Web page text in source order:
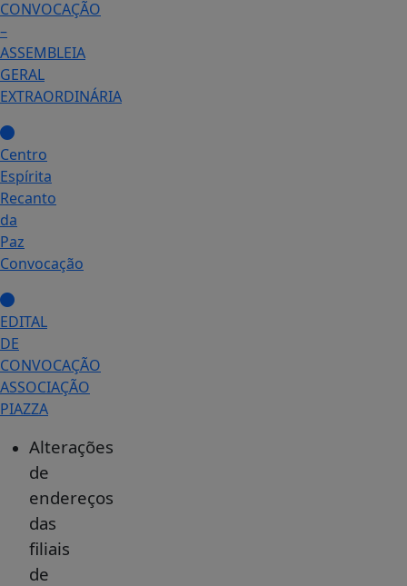
CONVOCAÇÃO
–
ASSEMBLEIA
GERAL
EXTRAORDINÁRIA
Centro
Espírita
Recanto
da
Paz
Convocação
EDITAL
DE
CONVOCAÇÃO
ASSOCIAÇÃO
PIAZZA
Alterações
de
endereços
das
filiais
de